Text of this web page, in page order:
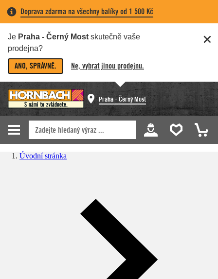
Doprava zdarma na všechny balíky od 1 500 Kč
Je Praha - Černý Most skutečně vaše
prodejna?
ANO, SPRÁVNĚ. Ne, vybrat jinou prodejnu.
Praha - Černý Most
Úvodní stránka